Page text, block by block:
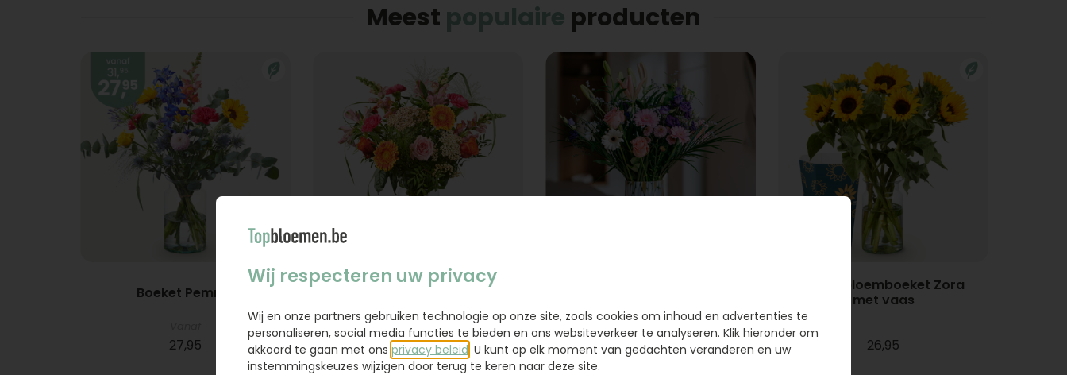
in heel Vlaanderen te laten
leveren (m.u.v. zon- en
feestdagen).
Let op:Leveringen naar
Wallonië zijn niet langer
mogelijk.
Bloemen aan huis
voor iedere
gelegenheid
Bij ons vindt u bloemen voor
elke gelegenheid. Is er
iemand jarig? Kies dan een
Meest populaire producten
Boeket Pemme
27,95
Boeket Femke
Vanaf
29,95 42,95
Zonnebloemboeket Zora
met vaas
26,95
Wij respecteren uw privacy
Wij en onze partners gebruiken technologie op onze site, zoals cookies om inhoud en advertenties te
personaliseren, social media functies te bieden en ons websiteverkeer te analyseren. Klik hieronder om
akkoord te gaan met ons privacy beleid . U kunt op elk moment van gedachten veranderen en uw
instemmingskeuzes wijzigen door terug te keren naar deze site.